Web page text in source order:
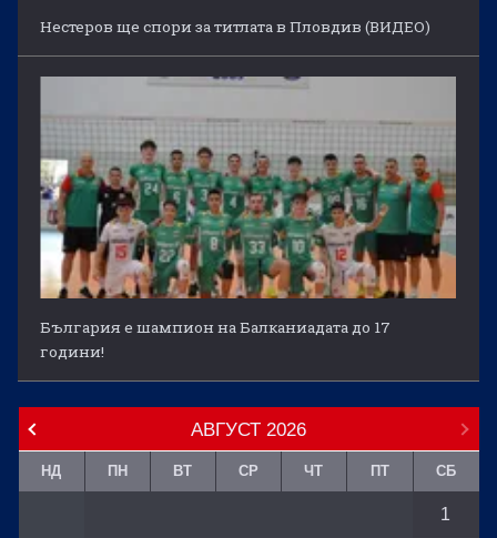
Нестеров ще спори за титлата в Пловдив (ВИДЕО)
България е шампион на Балканиадата до 17
години!
АВГУСТ 2026
НД ПН ВТ СР ЧТ ПТ СБ
1